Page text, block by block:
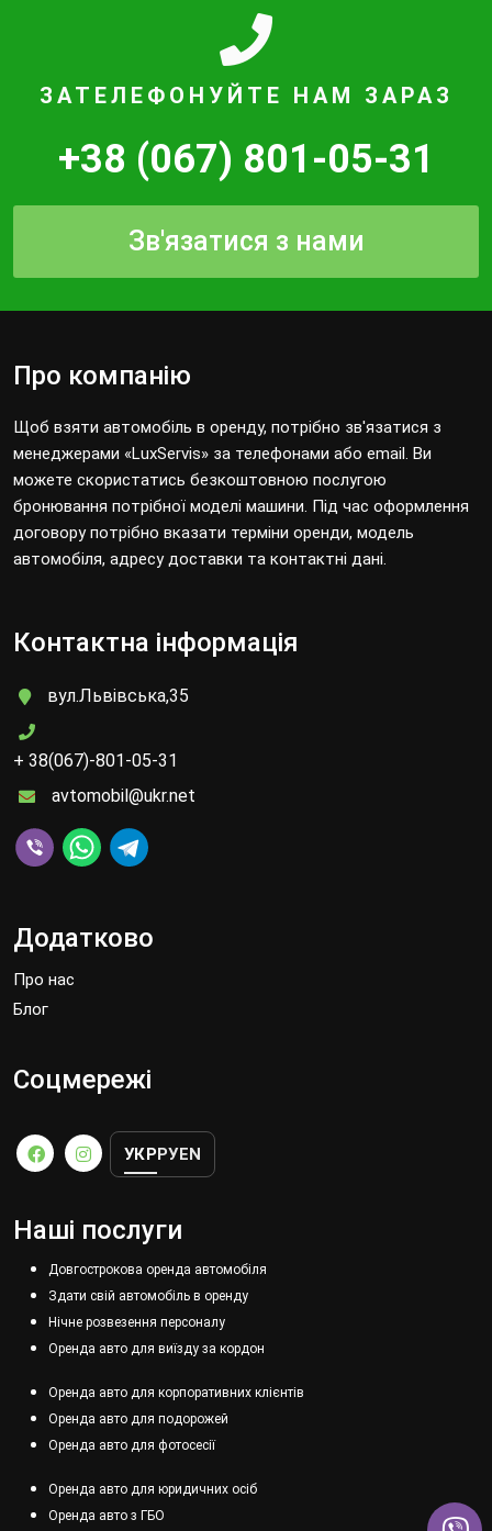
ЗАТЕЛЕФОНУЙТЕ НАМ ЗАРАЗ
+38 (067) 801-05-31
Зв'язатися з нами
Про компанію
Щоб взяти автомобіль в оренду, потрібно зв'язатися з
менеджерами «LuxServis» за телефонами або email. Ви
можете скористатись безкоштовною послугою
бронювання потрібної моделі машини. Під час оформлення
договору потрібно вказати терміни оренди, модель
автомобіля, адресу доставки та контактні дані.
Контактна інформація
вул.Львівська,35
+ 38(067)-801-05-31
avtomobil@ukr.net
Додатково
Про нас
Блог
Соцмережі
УКРРУEN
Наші послуги
Довгострокова оренда автомобіля
Здати свій автомобіль в оренду
Нічне розвезення персоналу
Оренда авто для виїзду за кордон
Оренда авто для корпоративних клієнтів
Оренда авто для подорожей
Оренда авто для фотосесії
Оренда авто для юридичних осіб
Оренда авто з ГБО